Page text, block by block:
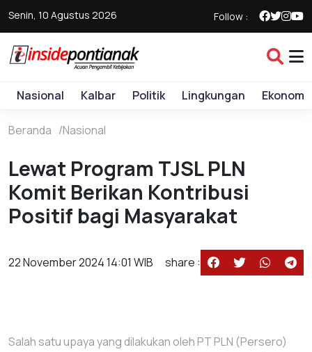
Senin, 10 Agustus 2026 Follow :
Nasional Kalbar Politik Lingkungan Ekonomi
Beranda Nasional
Lewat Program TJSL PLN
Komit Berikan Kontribusi
Positif bagi Masyarakat
22 November 2024 14:01 WIB share :
Salah satu upaya yang dilakukan oleh PT PLN (Persero)